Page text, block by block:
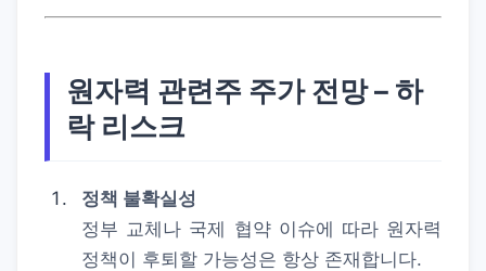
원자력 관련주 주가 전망 – 하
락 리스크
정책 불확실성
정부 교체나 국제 협약 이슈에 따라 원자력
정책이 후퇴할 가능성은 항상 존재합니다.